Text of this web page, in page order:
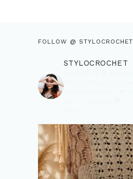
FOLLOW @ STYLOCROCHET
STYLOCROCHET